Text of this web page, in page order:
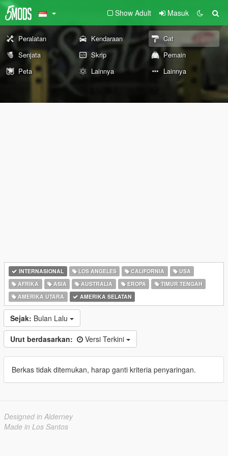
Show Adult Masuk
Peralatan Kendaraan
Cat
Senjata
Skrip
Pemain
Peta
Lainnya Lainnya
INTERNASIONAL LOS ANGELES CALIFORNIA
USA
AFRIKA
ASIA AUSTRALIA EROPA
TIMUR TENGAH
AMERIKA UTARA
AMERIKA SELATAN
Sejak: Bulan Lalu
Urut berdasarkan: Versi Terkini
Berkas tidak ditemukan, harap ganti kriteria penyaringan.
Designed in Alderney
Made in Los Santos